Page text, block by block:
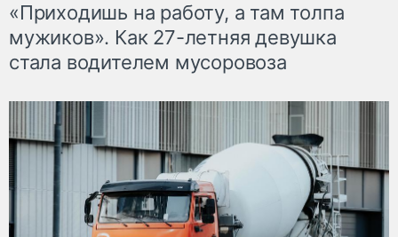
«Приходишь на работу, а там толпа
мужиков». Как 27-летняя девушка
стала водителем мусоровоза